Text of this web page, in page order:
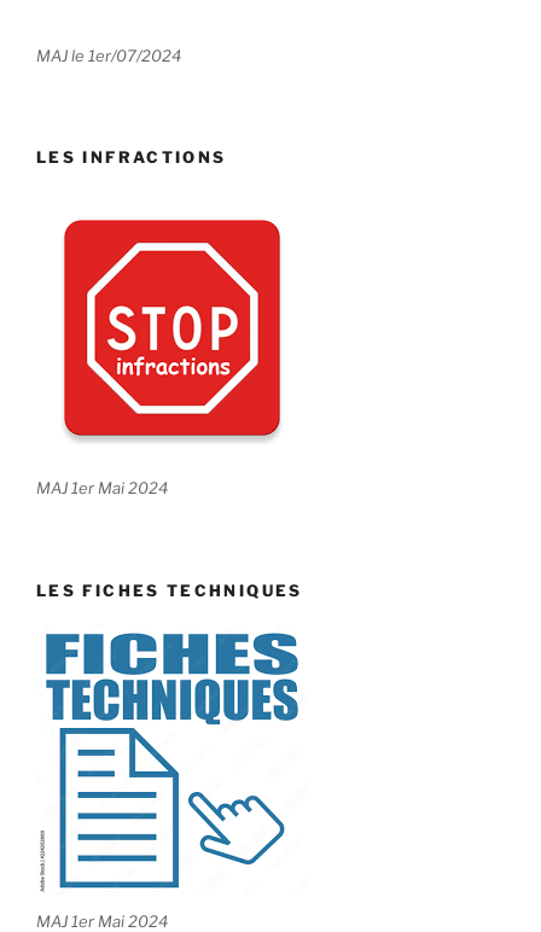
MAJ le 1er/07/2024
LES INFRACTIONS
MAJ 1er Mai 2024
LES FICHES TECHNIQUES
MAJ 1er Mai 2024